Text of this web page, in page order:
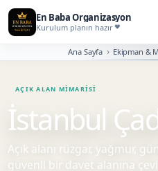
En Baba Organizasyon
Kurulum planın hazır
Ana Sayfa Ekipman &
İstanbul
Açık alanı rüzgar, yağmur,
güvenli bir davet alanına